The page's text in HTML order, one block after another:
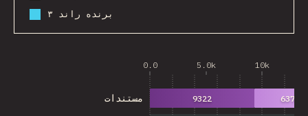
برنده راند ۳
0.0 5.0k 10k
مستندات 9322 6372